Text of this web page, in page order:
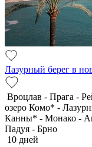
Лазурный берег в
Вроцлав - Прага -
озеро Комо* -
Канны* - Монако -
Падуя - Брно
10 дней